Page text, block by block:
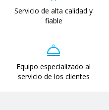
Servicio de alta calidad y
fiable
Equipo especializado al
servicio de los clientes